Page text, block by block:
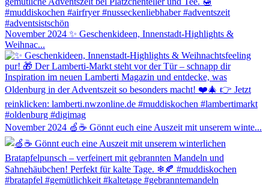
November 2024 ✨ Geschenkideen, Innenstadt-Highlights &
Weihnac...
November 2024 🍏☕ Gönnt euch eine Auszeit mit unserem winte...